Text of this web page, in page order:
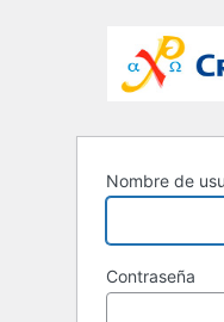
Nombre de
Contraseña